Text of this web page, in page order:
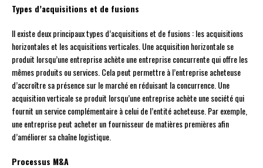
Types d’acquisitions et de fusions
Il existe deux principaux types d’acquisitions et de fusions : les acquisitions
horizontales et les acquisitions verticales. Une acquisition horizontale se
produit lorsqu’une entreprise achète une entreprise concurrente qui offre les
mêmes produits ou services. Cela peut permettre à l’entreprise acheteuse
d’accroître sa présence sur le marché en réduisant la concurrence. Une
acquisition verticale se produit lorsqu’une entreprise achète une société qui
fournit un service complémentaire à celui de l’entité acheteuse. Par exemple,
une entreprise peut acheter un fournisseur de matières premières afin
d’améliorer sa chaîne logistique.
Processus M&A